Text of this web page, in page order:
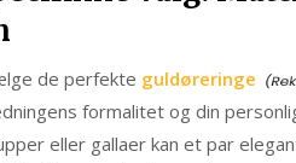
de perfekte guldøreringe
formalitet og din
eller gallaer kan et par